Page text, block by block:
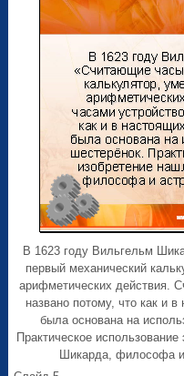
В 1623 году Вильгельм
первый механический
арифметических действия.
названо потому, что как и
была основана на
Практическое
Шикарда, философа и